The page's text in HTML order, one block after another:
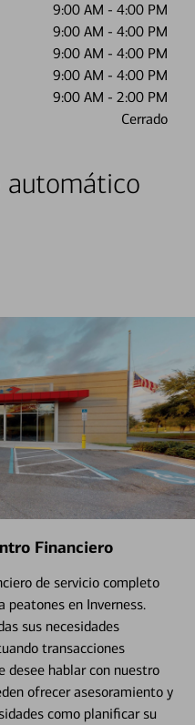
9:00 AM - 4:00 PM
9:00 AM - 4:00 PM
9:00 AM - 4:00 PM
9:00 AM - 4:00 PM
9:00 AM - 2:00 PM
Cerrado
automático
Financiero
de servicio completo
peatones en Inverness.
sus necesidades
transacciones
desee hablar con nuestro
ofrecer asesoramiento y
como planificar su